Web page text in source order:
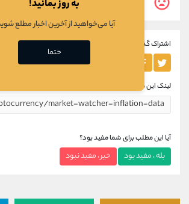
نفر این مطلب برایشان مفید نبوده است.
اشتراک گذاری این مطلب
لینک این مطلب
آیا این مطلب برای شما مفید بود؟
بله ، مفید بود خیر ، مفید نبود
به روز بمانید!
آیا می‌خواهید از آخرین اخبار مطلع
حتما